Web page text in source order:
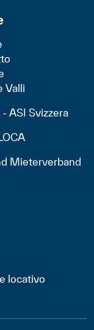
Valli
ASI Svizzera
Mieterverband
locativo